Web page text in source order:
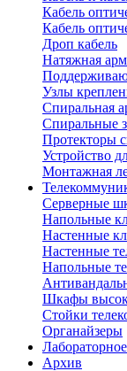
Кабель
Кабель
Дроп кабель
Натяжная
Узлы
Спиральная
Спиральные
Протекторы
Устройство
Монтажная
Серверные
Напольные
Настенные
Настенные
Напольные
Шкафы
Стойки
Органайзеры
Архив